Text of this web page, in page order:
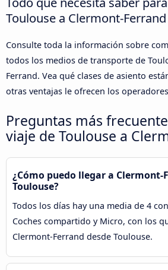
Toulouse a Clermont-Ferrand
Consulte toda la información sobre
todos los medios de transporte de
Ferrand. Vea qué clases de asiento
otras ventajas le ofrecen los
Preguntas más
viaje de Toulouse a
¿Cómo puedo llegar a Clermont-
Toulouse?
Todos los días hay una media de 4
Coches compartido y Micro, con los
Clermont-Ferrand desde Toulouse.